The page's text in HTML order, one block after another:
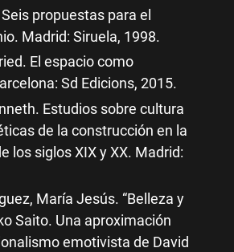
propuestas para el
Madrid: Siruela, 1998.
El espacio como
Sd Edicions, 2015.
Estudios sobre cultura
de la construcción en la
los siglos XIX y XX. Madrid:
María Jesús. “Belleza y
Saito. Una aproximación
emotivista de David